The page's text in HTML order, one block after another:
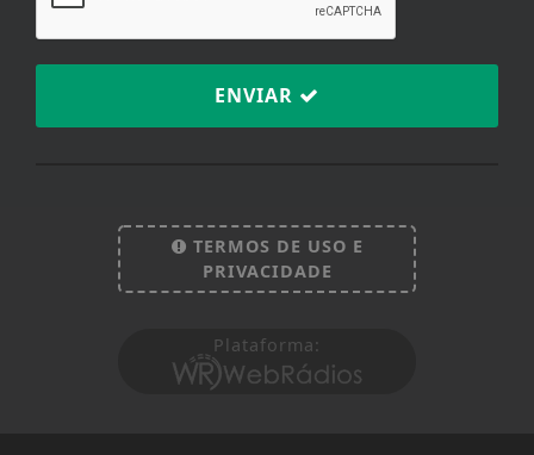
TERMOS DE USO E
PRIVACIDADE
Plataforma:
Termos de Uso e Privacidade
Esse site utiliza cookies para melhorar sua
entendemos que você concorda com nossos Termos
de Uso e Privacidade.
PARA MAIS INFORMAÇÕES,ACESSE NOSSOS TERMOS